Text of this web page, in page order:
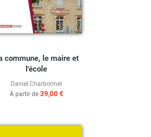
commune, le maire et
l'école
Daniel Charbonnel
À partir de 39,00 €